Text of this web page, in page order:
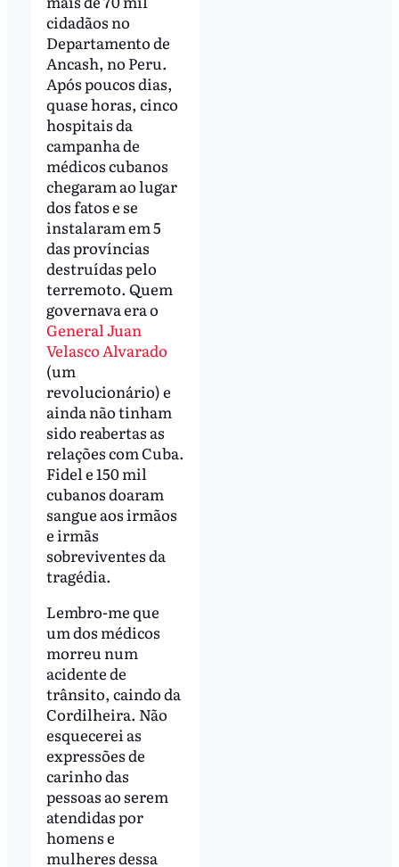
cidadãos no
Departamento de
Ancash, no Peru.
Após poucos dias,
quase horas, cinco
hospitais da
campanha de
médicos cubanos
chegaram ao lugar
dos fatos e se
instalaram em 5
das províncias
destruídas pelo
terremoto. Quem
governava era o
General Juan
Velasco Alvarado
(um
revolucionário) e
ainda não tinham
sido reabertas as
relações com Cuba.
Fidel e 150 mil
cubanos doaram
sangue aos irmãos
e irmãs
sobreviventes da
tragédia.
Lembro-me que
um dos médicos
morreu num
acidente de
trânsito, caindo da
Cordilheira. Não
esquecerei as
expressões de
carinho das
pessoas ao serem
atendidas por
homens e
mulheres dessa